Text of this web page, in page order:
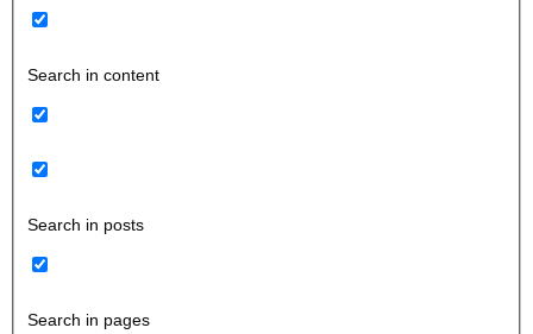
Search in content
Search in posts
Search in pages